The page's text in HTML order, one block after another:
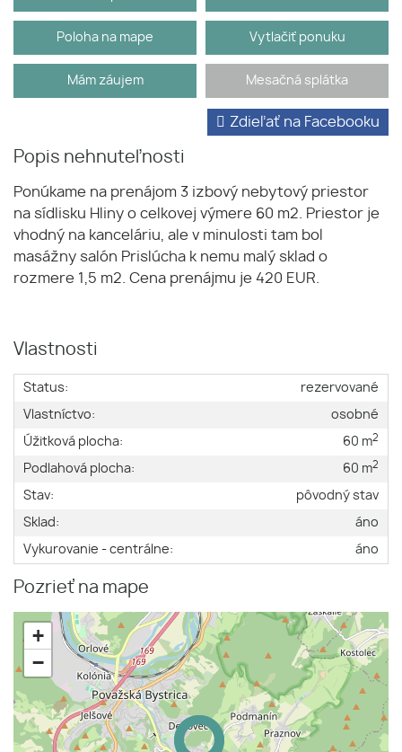
Poloha na mape Vytlačiť ponuku
Mám záujem Mesačná splátka
Popis nehnuteľnosti
Zdieľať na Facebooku
Ponúkame na prenájom 3 izbový nebytový priestor
na sídlisku Hliny o celkovej výmere 60 m2. Priestor je
vhodný na kanceláriu, ale v minulosti tam bol
masážny salón Prislúcha k nemu malý sklad o
rozmere 1,5 m2. Cena prenájmu je 420 EUR.
Vlastnosti
Status:
rezervované
Vlastníctvo:
osobné
Úžitková plocha:
60 m2
Podlahová plocha: 60 m2
Stav:
pôvodný stav
Sklad:
áno
Vykurovanie - centrálne:
áno
Pozrieť na mape
+
−